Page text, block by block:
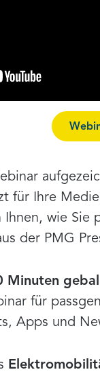
für Ihre
wie Sie
der PMG
Minuten
für
Apps und